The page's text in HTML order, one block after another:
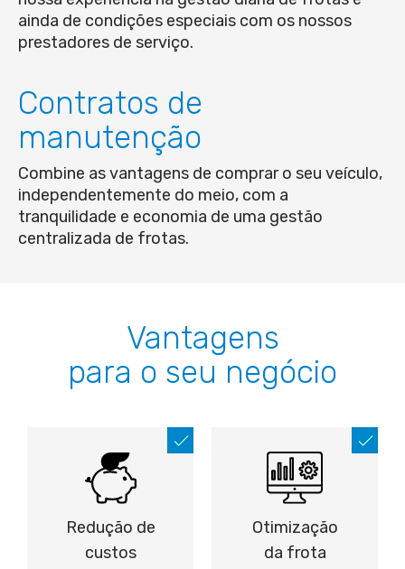
ainda de condições especiais com os nossos
prestadores de serviço.
Contratos de
manutenção
Combine as vantagens de comprar o seu veículo,
independentemente do meio, com a
tranquilidade e economia de uma gestão
centralizada de frotas.
Vantagens
para o seu negócio
Redução de
custos
Otimização
da frota